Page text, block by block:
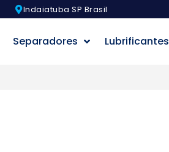
Indaiatuba SP Brasil
Separadores Lubrificantes